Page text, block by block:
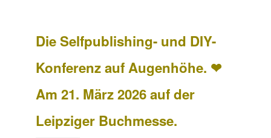
Die Selfpublishing- und DIY-
Konferenz auf Augenhöhe. ❤
Am 21. März 2026 auf der
Leipziger Buchmesse.